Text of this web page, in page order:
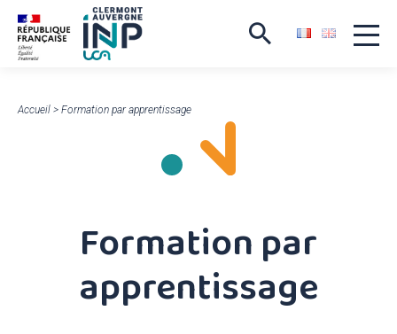
Accueil > Formation par apprentissage
Formation par
apprentissage